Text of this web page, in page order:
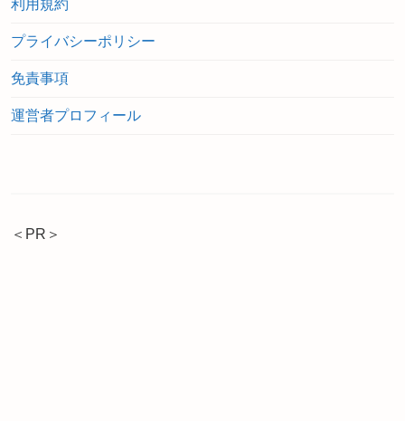
利用規約
プライバシーポリシー
免責事項
運営者プロフィール
＜PR＞